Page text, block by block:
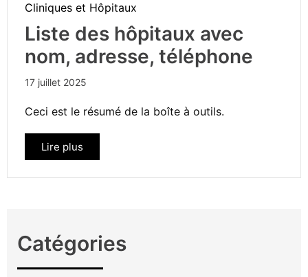
Cliniques et Hôpitaux
Liste des hôpitaux avec
nom, adresse, téléphone
17 juillet 2025
Ceci est le résumé de la boîte à outils.
Lire plus
Catégories